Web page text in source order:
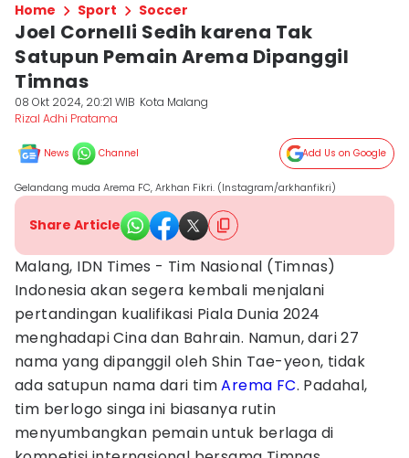
Home Sport Soccer
Joel Cornelli Sedih karena Tak
Satupun Pemain Arema Dipanggil
Timnas
08 Okt 2024, 20:21 WIB Kota Malang
Rizal Adhi Pratama
News Channel Add Us on Google
Gelandang muda Arema FC, Arkhan Fikri. (Instagram/arkhanfikri)
Share Article
Malang, IDN Times - Tim Nasional (Timnas)
Indonesia akan segera kembali menjalani
pertandingan kualifikasi Piala Dunia 2024
menghadapi Cina dan Bahrain. Namun, dari 27
nama yang dipanggil oleh Shin Tae-yeon, tidak
ada satupun nama dari timArema FC. Padahal,
tim berlogo singa ini biasanya rutin
menyumbangkan pemain untuk berlaga di